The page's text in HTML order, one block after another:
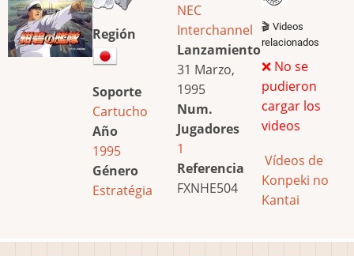
Región
Soporte
Cartucho
Año
1995
Género
Estratégia
NEC
Interchannel
Lanzamiento
31 Marzo,
1995
Num.
Jugadores
1
Referencia
FXNHE504
🎬 Videos
relacionados
❌ No se
pudieron
cargar los
videos
Vídeos de
Konpeki no
Kantai